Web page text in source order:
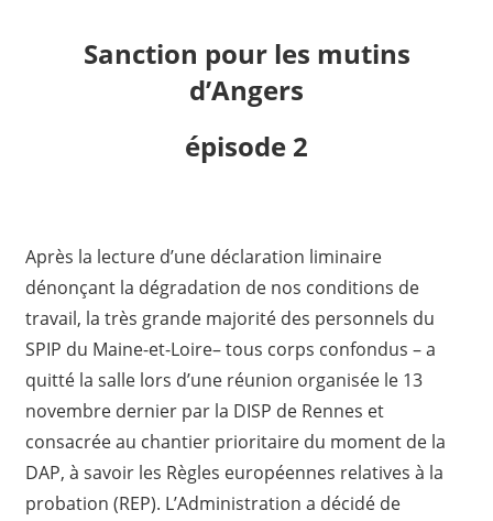
Sanction pour les mutins
d’Angers
épisode 2
Après la lecture d’une déclaration liminaire
dénonçant la dégradation de nos conditions de
travail, la très grande majorité des personnels du
SPIP du Maine-et-Loire– tous corps confondus – a
quitté la salle lors d’une réunion organisée le 13
novembre dernier par la DISP de Rennes et
consacrée au chantier prioritaire du moment de la
DAP, à savoir les Règles européennes relatives à la
probation (REP). L’Administration a décidé de